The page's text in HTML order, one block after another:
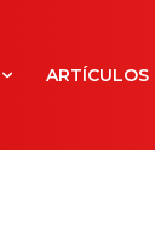
ARTÍCULOS